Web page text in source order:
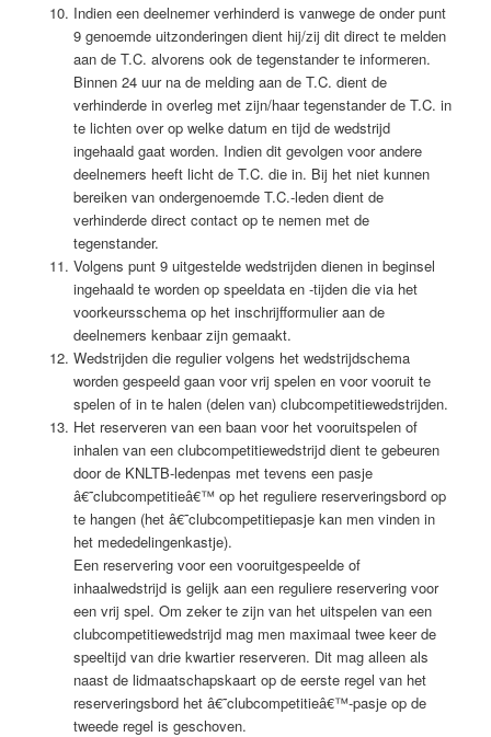
Indien een deelnemer verhinderd is vanwege de onder punt
9 genoemde uitzonderingen dient hij/zij dit direct te melden
aan de T.C. alvorens ook de tegenstander te informeren.
Binnen 24 uur na de melding aan de T.C. dient de
verhinderde in overleg met zijn/haar tegenstander de T.C. in
te lichten over op welke datum en tijd de wedstrijd
ingehaald gaat worden. Indien dit gevolgen voor andere
deelnemers heeft licht de T.C. die in. Bij het niet kunnen
bereiken van ondergenoemde T.C.-leden dient de
verhinderde direct contact op te nemen met de
tegenstander.
Volgens punt 9 uitgestelde wedstrijden dienen in beginsel
ingehaald te worden op speeldata en -tijden die via het
voorkeursschema op het inschrijfformulier aan de
deelnemers kenbaar zijn gemaakt.
Wedstrijden die regulier volgens het wedstrijdschema
worden gespeeld gaan voor vrij spelen en voor vooruit te
spelen of in te halen (delen van) clubcompetitiewedstrijden.
Het reserveren van een baan voor het vooruitspelen of
inhalen van een clubcompetitiewedstrijd dient te gebeuren
door de KNLTB-ledenpas met tevens een pasje
â€˜clubcompetitieâ€™ op het reguliere reserveringsbord op
te hangen (het â€˜clubcompetitiepasje kan men vinden in
het mededelingenkastje).
Een reservering voor een vooruitgespeelde of
inhaalwedstrijd is gelijk aan een reguliere reservering voor
een vrij spel. Om zeker te zijn van het uitspelen van een
clubcompetitiewedstrijd mag men maximaal twee keer de
speeltijd van drie kwartier reserveren. Dit mag alleen als
naast de lidmaatschapskaart op de eerste regel van het
reserveringsbord het â€˜clubcompetitieâ€™-pasje op de
tweede regel is geschoven.